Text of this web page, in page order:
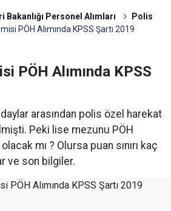
Bakanlığı Personel Alımları
Polis
PÖH Alımında KPSS Şartı 2019
PÖH Alımında KPSS
arasından polis özel harekat
Peki lise mezunu PÖH
mı ? Olursa puan sınırı kaç
ve son bilgiler.